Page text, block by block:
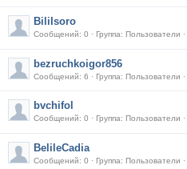
BiliIsoro
Сообщений: 0 · Группа: Пользователи ·
bezruchkoigor856
Сообщений: 6 · Группа: Пользователи ·
bvchifol
Сообщений: 0 · Группа: Пользователи ·
BelileCadia
Сообщений: 0 · Группа: Пользователи ·